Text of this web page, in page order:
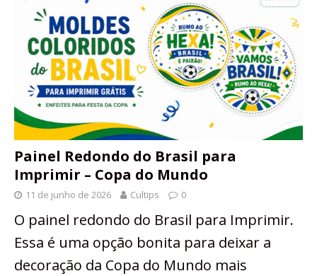
Painel Redondo do Brasil para
Imprimir – Copa do Mundo
11 de junho de 2026 Cultips 0
O painel redondo do Brasil para Imprimir.
Essa é uma opção bonita para deixar a
decoração da Copa do Mundo mais